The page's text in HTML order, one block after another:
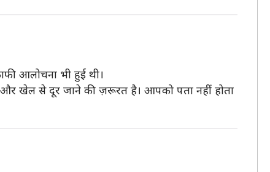
आलोचना भी हुई थी।
खेल से दूर जाने की ज़रूरत है। आपको पता नहीं होता